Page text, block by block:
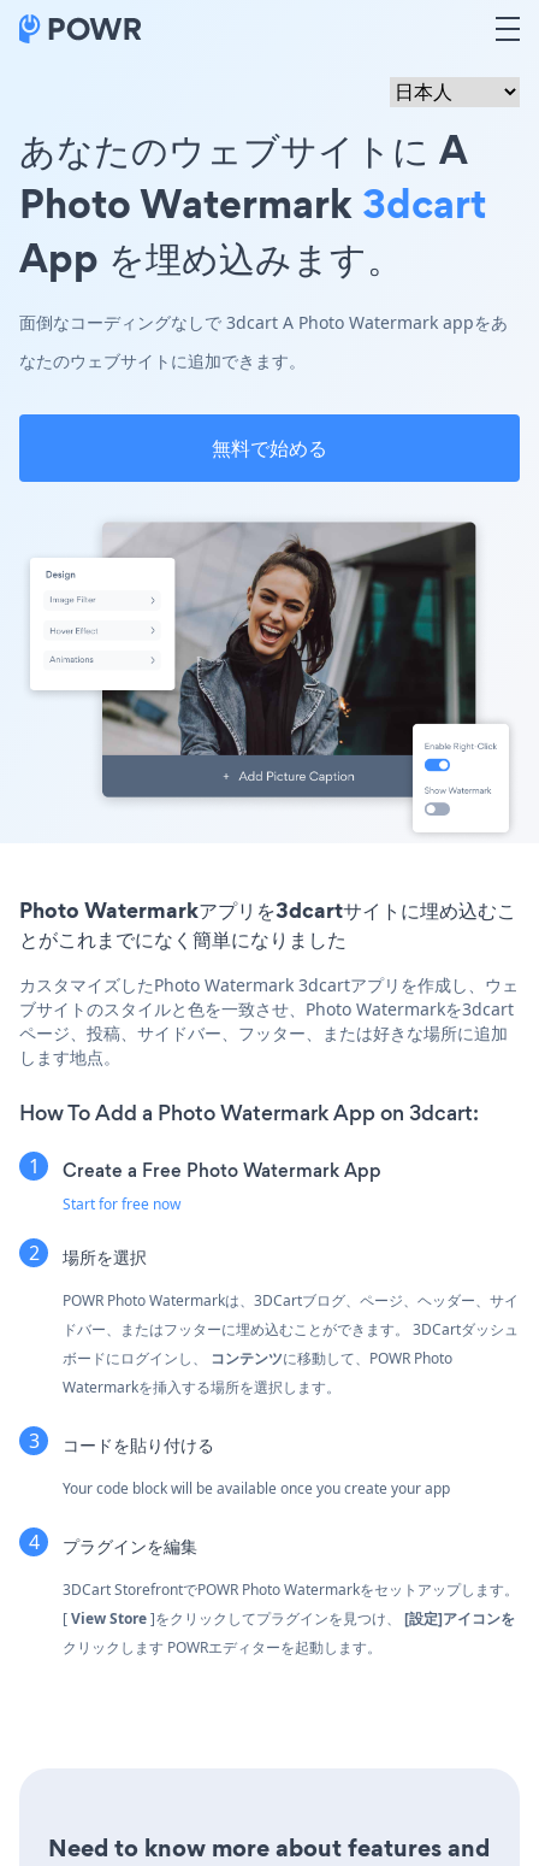
あなたのウェブサイトに A
Photo Watermark3dcart
App を埋め込みます。
面倒なコーディングなしで 3dcart A Photo Watermark appをあ
なたのウェブサイトに追加できます。
無料で始める
Photo Watermarkアプリを3dcartサイトに埋め込むこ
とがこれまでになく簡単になりました
カスタマイズしたPhoto Watermark 3dcartアプリを作成し、ウェ
ブサイトのスタイルと色を一致させ、Photo Watermarkを3dcart
ページ、投稿、サイドバー、フッター、または好きな場所に追加
します地点。
How To Add a Photo Watermark App on 3dcart:
Create a Free Photo Watermark App
Start for free now
場所を選択
POWR Photo Watermarkは、3DCartブログ、ページ、ヘッダー、サイ
ドバー、またはフッターに埋め込むことができます。 3DCartダッシュ
ボードにログインし、 コンテンツに移動して、POWR Photo
Watermarkを挿入する場所を選択します。
コードを貼り付ける
Your code block will be available once you create your app
プラグインを編集
3DCart StorefrontでPOWR Photo Watermarkをセットアップします。
[View Store]をクリックしてプラグインを見つけ、 [設定]アイコンを
クリックします POWRエディターを起動します。
Need to know more about features and